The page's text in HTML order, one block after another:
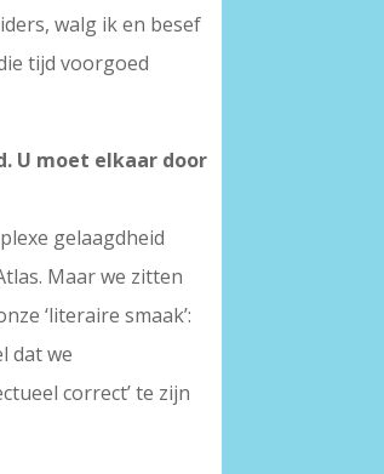
walg ik en besef
tijd voorgoed
U moet elkaar door
gelaagdheid
Maar we zitten
‘literaire smaak’:
dat we
correct’ te zijn